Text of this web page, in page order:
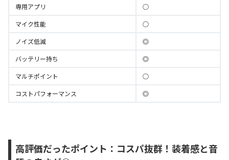
専用アプリ
○
マイク性能
○
ノイズ低減
◎
バッテリー持ち
◎
マルチポイント
○
コストパフォーマンス
◎
高評価だったポイント：コスパ抜群！装着感と音